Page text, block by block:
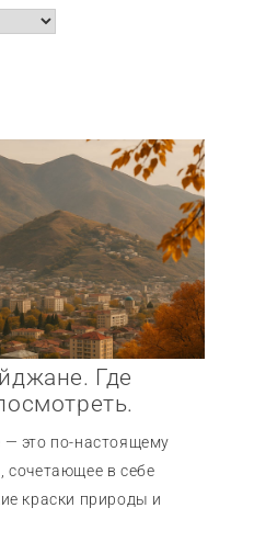
Где
это по-настоящему
сочетающее в себе
краски природы и